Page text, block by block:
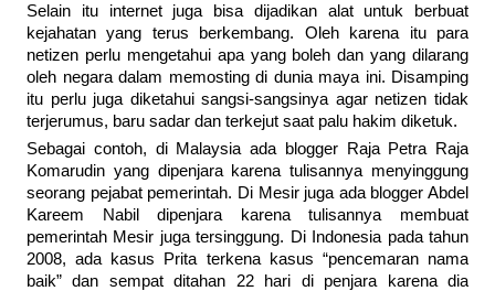
Selain itu internet juga bisa dijadikan alat untuk berbuat
kejahatan yang terus berkembang. Oleh karena itu para
netizen perlu mengetahui apa yang boleh dan yang dilarang
oleh negara dalam memosting di dunia maya ini. Disamping
itu perlu juga diketahui sangsi-sangsinya agar netizen tidak
terjerumus, baru sadar dan terkejut saat palu hakim diketuk.
Sebagai contoh, di Malaysia ada blogger Raja Petra Raja
Komarudin yang dipenjara karena tulisannya menyinggung
seorang pejabat pemerintah. Di Mesir juga ada blogger Abdel
Kareem Nabil dipenjara karena tulisannya membuat
pemerintah Mesir juga tersinggung. Di Indonesia pada tahun
2008, ada kasus Prita terkena kasus “pencemaran nama
baik” dan sempat ditahan 22 hari di penjara karena dia